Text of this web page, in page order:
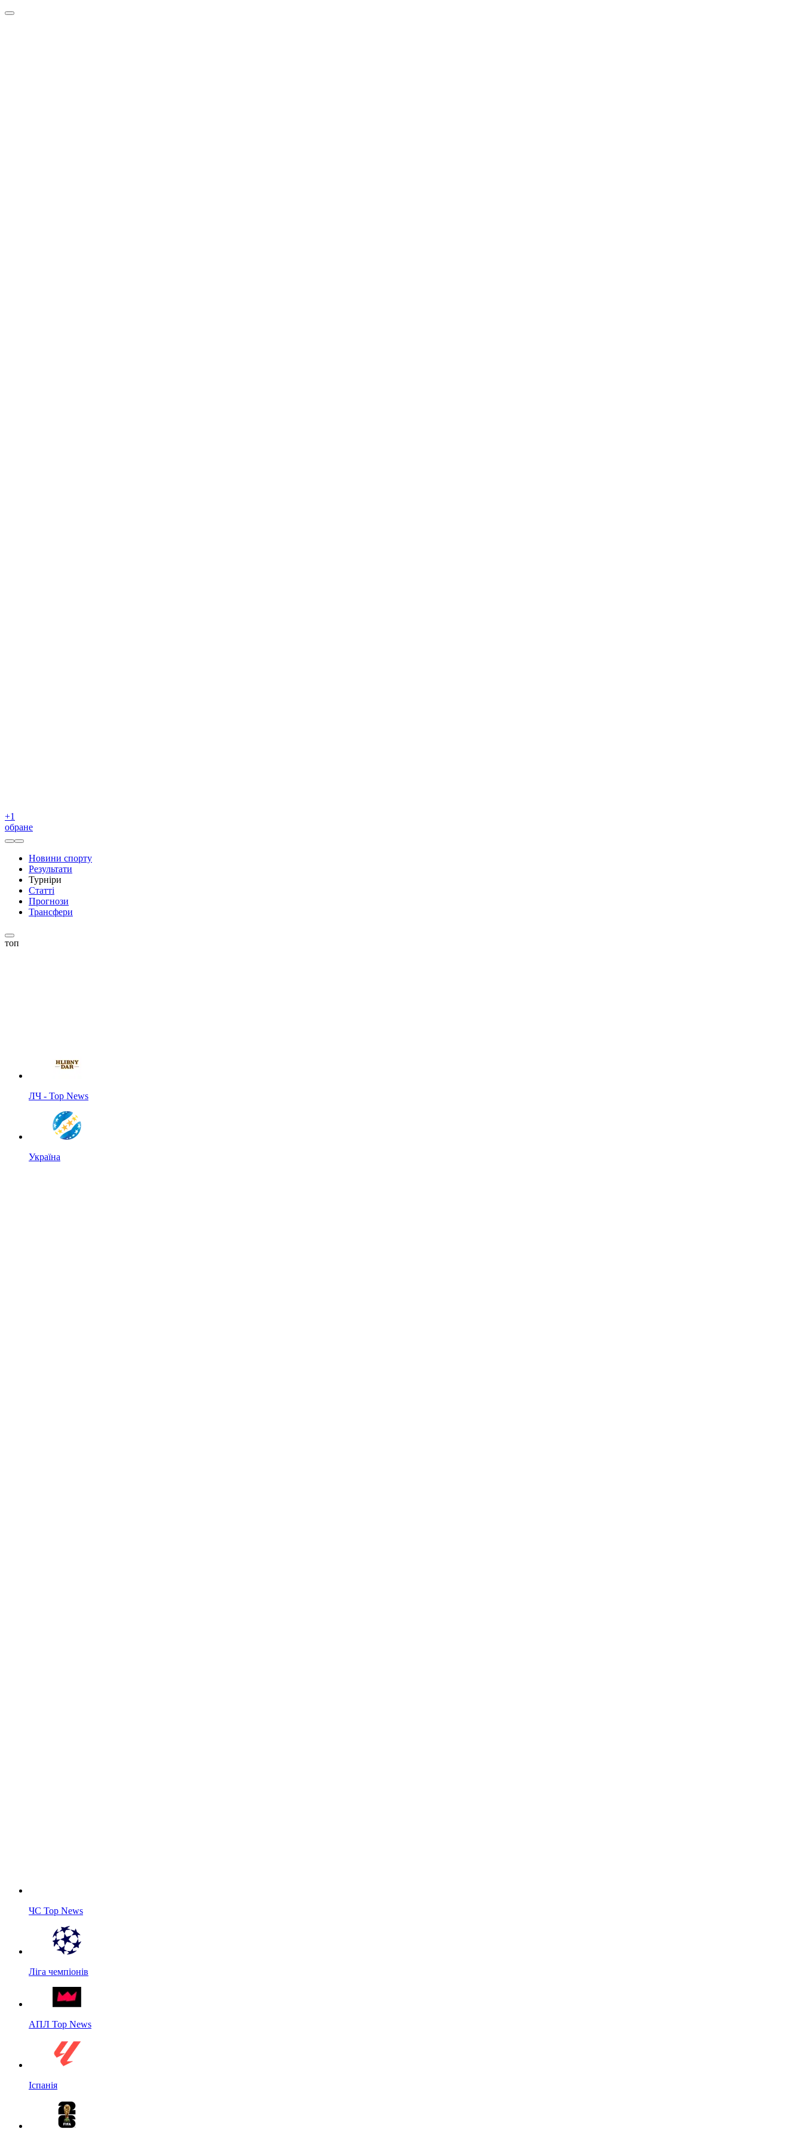
+1
обране
Новини спорту
Результати
Турніри
Статті
Прогнози
Трансфери
топ
ЛЧ - Top News
Україна
ЧС Top News
Ліга чемпіонів
АПЛ Top News
Іспанія